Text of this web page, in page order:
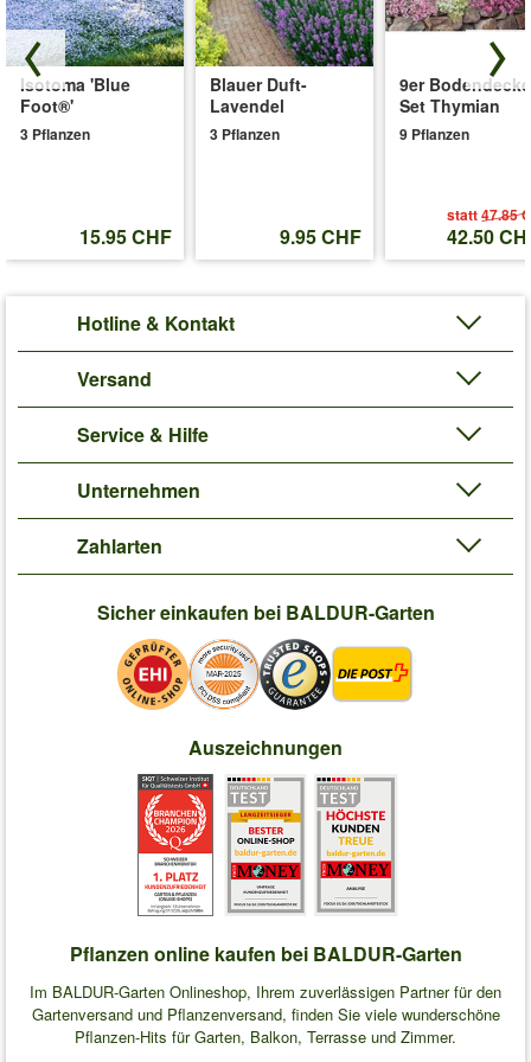
Art.-Nr.:6849
Liefergrösse:wurzelnackt, 3 triebige A-Qualität
'Kletter-Rose 'Messire Delbard®''
Pflege-Tipps
Isotoma 'Blue
Foot®'
3 Pflanzen
15.95 CHF
Blauer Duft-
Lavendel
3 Pflanzen
9.95 CHF
9er
Set Thymian
9 Pflanzen
statt47.85
42.50
Hotline & Kontakt
Versand
Service & Hilfe
Unternehmen
Zahlarten
Sicher einkaufen bei BALDUR-Garten
Auszeichnungen
Pflanzen online kaufen bei BALDUR-Garten
Im BALDUR-Garten Onlineshop, Ihrem zuverlässigen Partner für den
Gartenversand und Pflanzenversand, finden Sie viele wunderschöne
Pflanzen-Hits für Garten, Balkon, Terrasse und Zimmer.